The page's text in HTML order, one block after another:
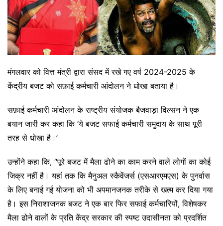
मंगलवार को वित्त मंत्री द्वारा संसद में रखे गए वर्ष 2024-2025 के
केंद्रीय बजट को सफ़ाई कर्मचारी आंदोलन ने धोखा बताया है।
सफ़ाई कर्मचारी आंदोलन के राष्ट्रीय संयोजक बैजवाड़ा विल्सन ने एक
बयान जारी कर कहा कि ‘ये बजट सफाई कर्मचारी समुदाय के साथ पूरी
तरह से धोखा है।’
उन्होंने कहा कि, “पूरे बजट में मैला ढोने का काम करने वाले लोगों का कोई
जिक्र नहीं है। यहां तक ​​कि मैनुअल स्कैवेंजर्स (एसआरएमएस) के पुनर्वास
के लिए बनाई गई योजना को भी अपमानजनक तरीके से खत्म कर दिया गया
है। इस निराशाजनक बजट ने एक बार फिर सफाई कर्मचारियों, विशेषकर
मैला ढोने वालों के प्रति केंद्र सरकार की स्पष्ट उदासीनता को प्रदर्शित